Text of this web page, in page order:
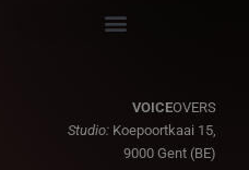
VOICEOVERS
Studio: Koepoortkaai 15,
9000 Gent (BE)